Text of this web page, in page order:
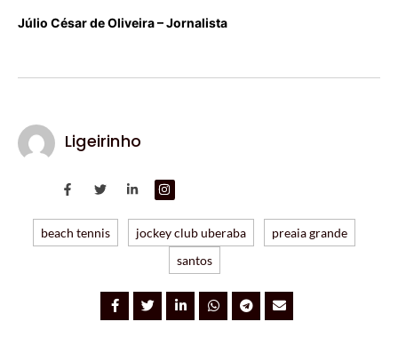
Júlio César de Oliveira – Jornalista
Ligeirinho
beach tennis jockey club uberaba
preaia grande
santos